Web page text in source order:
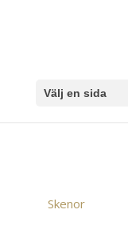
Välj en sida
Skenor